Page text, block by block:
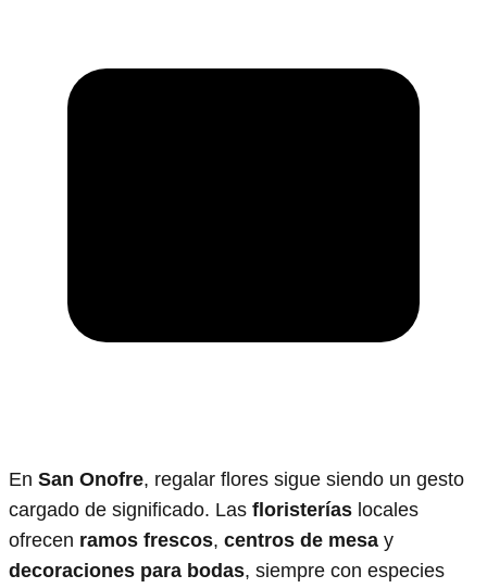
En San Onofre, regalar flores sigue siendo un gesto
cargado de significado. Las floristerías locales
ofrecen ramos frescos, centros de mesa y
decoraciones para bodas, siempre con especies